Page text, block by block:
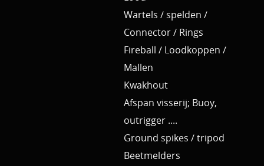
Wartels / spelden /
Connector / Rings
Fireball / Loodkoppen /
Mallen
Kwakhout
Afspan visserij; Buoy,
outrigger ....
Ground spikes / tripod
Beetmelders